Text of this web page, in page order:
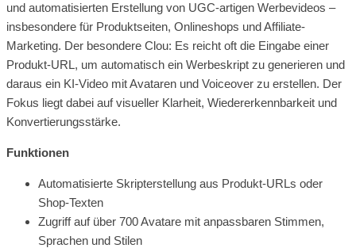
und automatisierten Erstellung von UGC-artigen Werbevideos –
insbesondere für Produktseiten, Onlineshops und Affiliate-
Marketing. Der besondere Clou: Es reicht oft die Eingabe einer
Produkt-URL, um automatisch ein Werbeskript zu generieren und
daraus ein KI-Video mit Avataren und Voiceover zu erstellen. Der
Fokus liegt dabei auf visueller Klarheit, Wiedererkennbarkeit und
Konvertierungsstärke.
Funktionen
Automatisierte Skripterstellung aus Produkt-URLs oder
Shop-Texten
Zugriff auf über 700 Avatare mit anpassbaren Stimmen,
Sprachen und Stilen